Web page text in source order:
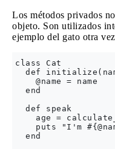
Los métodos privados
objeto. Son utilizados
ejemplo del gato otra
class Cat
def
    @name = name
  end
  def speak
age =
puts "I'm
  end